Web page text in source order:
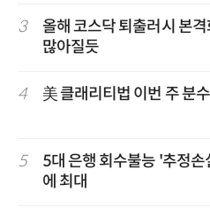
3
올해 코스닥 퇴출러시 본
많아질듯
4 美 클래리티법 이번 주 분
5
5대 은행 회수불능 '추정
에 최대